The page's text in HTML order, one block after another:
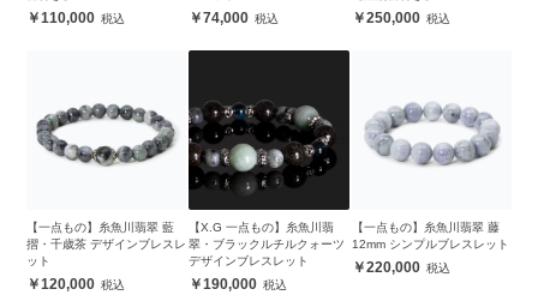
110,000 74,000 250,000
【一点もの】糸魚川翡翠 藍
摺・千歳茶 デザインブレスレ
ット
120,000
【X.G 一点もの】糸魚川翡
翠・ブラックルチルクォーツ
デザインブレスレット
190,000
【一点もの】糸魚川翡翠 藤
12mm シンプルブレスレット
220,000